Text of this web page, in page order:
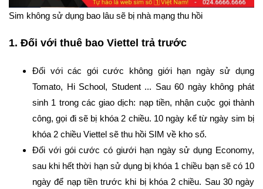
Sim không sử dụng bao lâu sẽ bị nhà mạng thu hồi
1. Đối với thuê bao Viettel trả trước
Đối với các gói cước không giới hạn ngày sử dụng
Tomato, Hi School, Student ... Sau 60 ngày không phát
sinh 1 trong các giao dịch: nạp tiền, nhận cuộc gọi thành
công, gọi đi sẽ bị khóa 2 chiều. 10 ngày kể từ ngày sim bị
khóa 2 chiều Viettel sẽ thu hồi SIM về kho số.
Đối với gói cước có giưới hạn ngày sử dụng Economy,
sau khi hết thời hạn sử dụng bị khóa 1 chiều bạn sẽ có 10
ngày để nạp tiền trước khi bị khóa 2 chiều. Sau 30 ngày